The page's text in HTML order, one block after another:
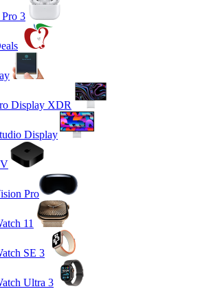
3
Display XDR
Display
Pro
11
SE 3
Ultra 3